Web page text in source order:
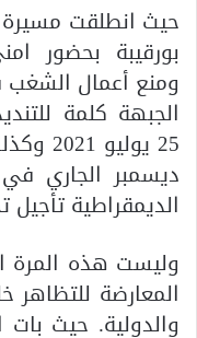
حيث انطلقت
بورقيبة بحضور
ومنع أعمال
الجبهة كلمة
ديسمبر الجاري في
الديمقراطية
وليست هذه المرة
المعارضة للتظاهر
والدولية. حيث بات